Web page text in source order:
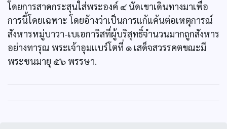
โดยการสาดกระสุนใส่พระองค์ ๔ นัดเขาเดินทางมาเพื่อ
การนี้โดยเฉพาะ โดยอ้างว่าเป็นการแก้แค้นต่อเหตุการณ์
สังหารหมู่บาวา-เบเอการิสที่ผู้บริสุทธิ์จำนวนมากถูกสังหาร
อย่างทารุณ พระเจ้าอุมแบร์โตที่ ๑ เสด็จสวรรคตขณะมี
พระชนมายุ ๕๖ พรรษา.